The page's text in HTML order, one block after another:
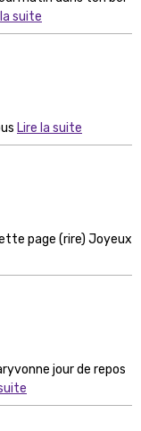
suite
Lire la suite
page (rire) Joyeux
jour de repos